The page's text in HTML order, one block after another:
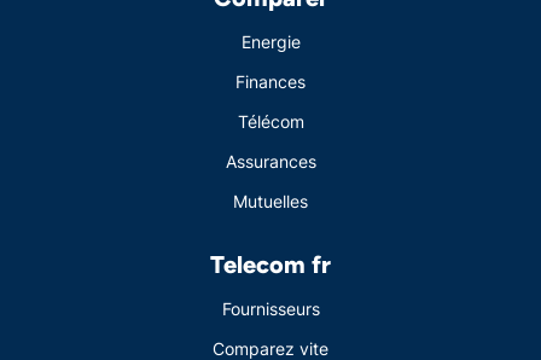
Energie
Finances
Télécom
Assurances
Mutuelles
Telecom fr
Fournisseurs
Comparez vite